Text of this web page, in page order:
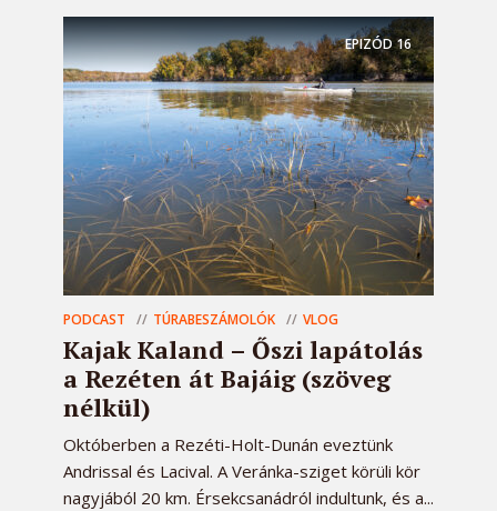
EPIZÓD 16
PODCAST TÚRABESZÁMOLÓK VLOG
Kajak Kaland – Őszi lapátolás
a Rezéten át Bajáig (szöveg
nélkül)
Októberben a Rezéti-Holt-Dunán eveztünk
Andrissal és Lacival. A Veránka-sziget körüli kör
nagyjából 20 km. Érsekcsanádról indultunk, és a...